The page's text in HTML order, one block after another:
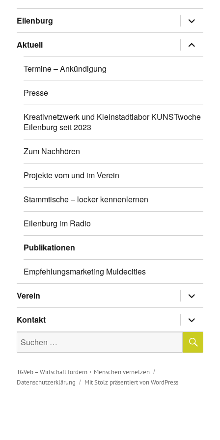
Eilenburg
anzeigen
Aktuell
anzeigen
Termine – Ankündigung
Presse
Kreativnetzwerk und Kleinstadtlabor KUNSTwoche
Eilenburg seit 2023
Zum Nachhören
Projekte vom und im Verein
Stammtische – locker kennenlernen
Eilenburg im Radio
Publikationen
Empfehlungsmarketing Muldecities
Verein
anzeigen
Kontakt
anzeigen
Suche
nach:
TGVeb – Wirtschaft fördern + Menschen vernetzen
Datenschutzerklärung
Mit Stolz präsentiert von WordPress